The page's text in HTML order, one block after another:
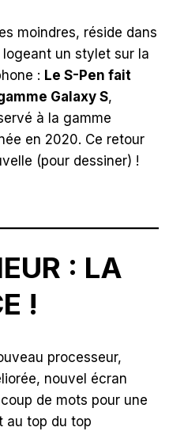
moindres, réside dans
logeant un stylet sur la
: Le S-Pen fait
Galaxy S,
à la gamme
en 2020. Ce retour
(pour dessiner) !
: LA
!
processeur,
nouvel écran
de mots pour une
au top du top